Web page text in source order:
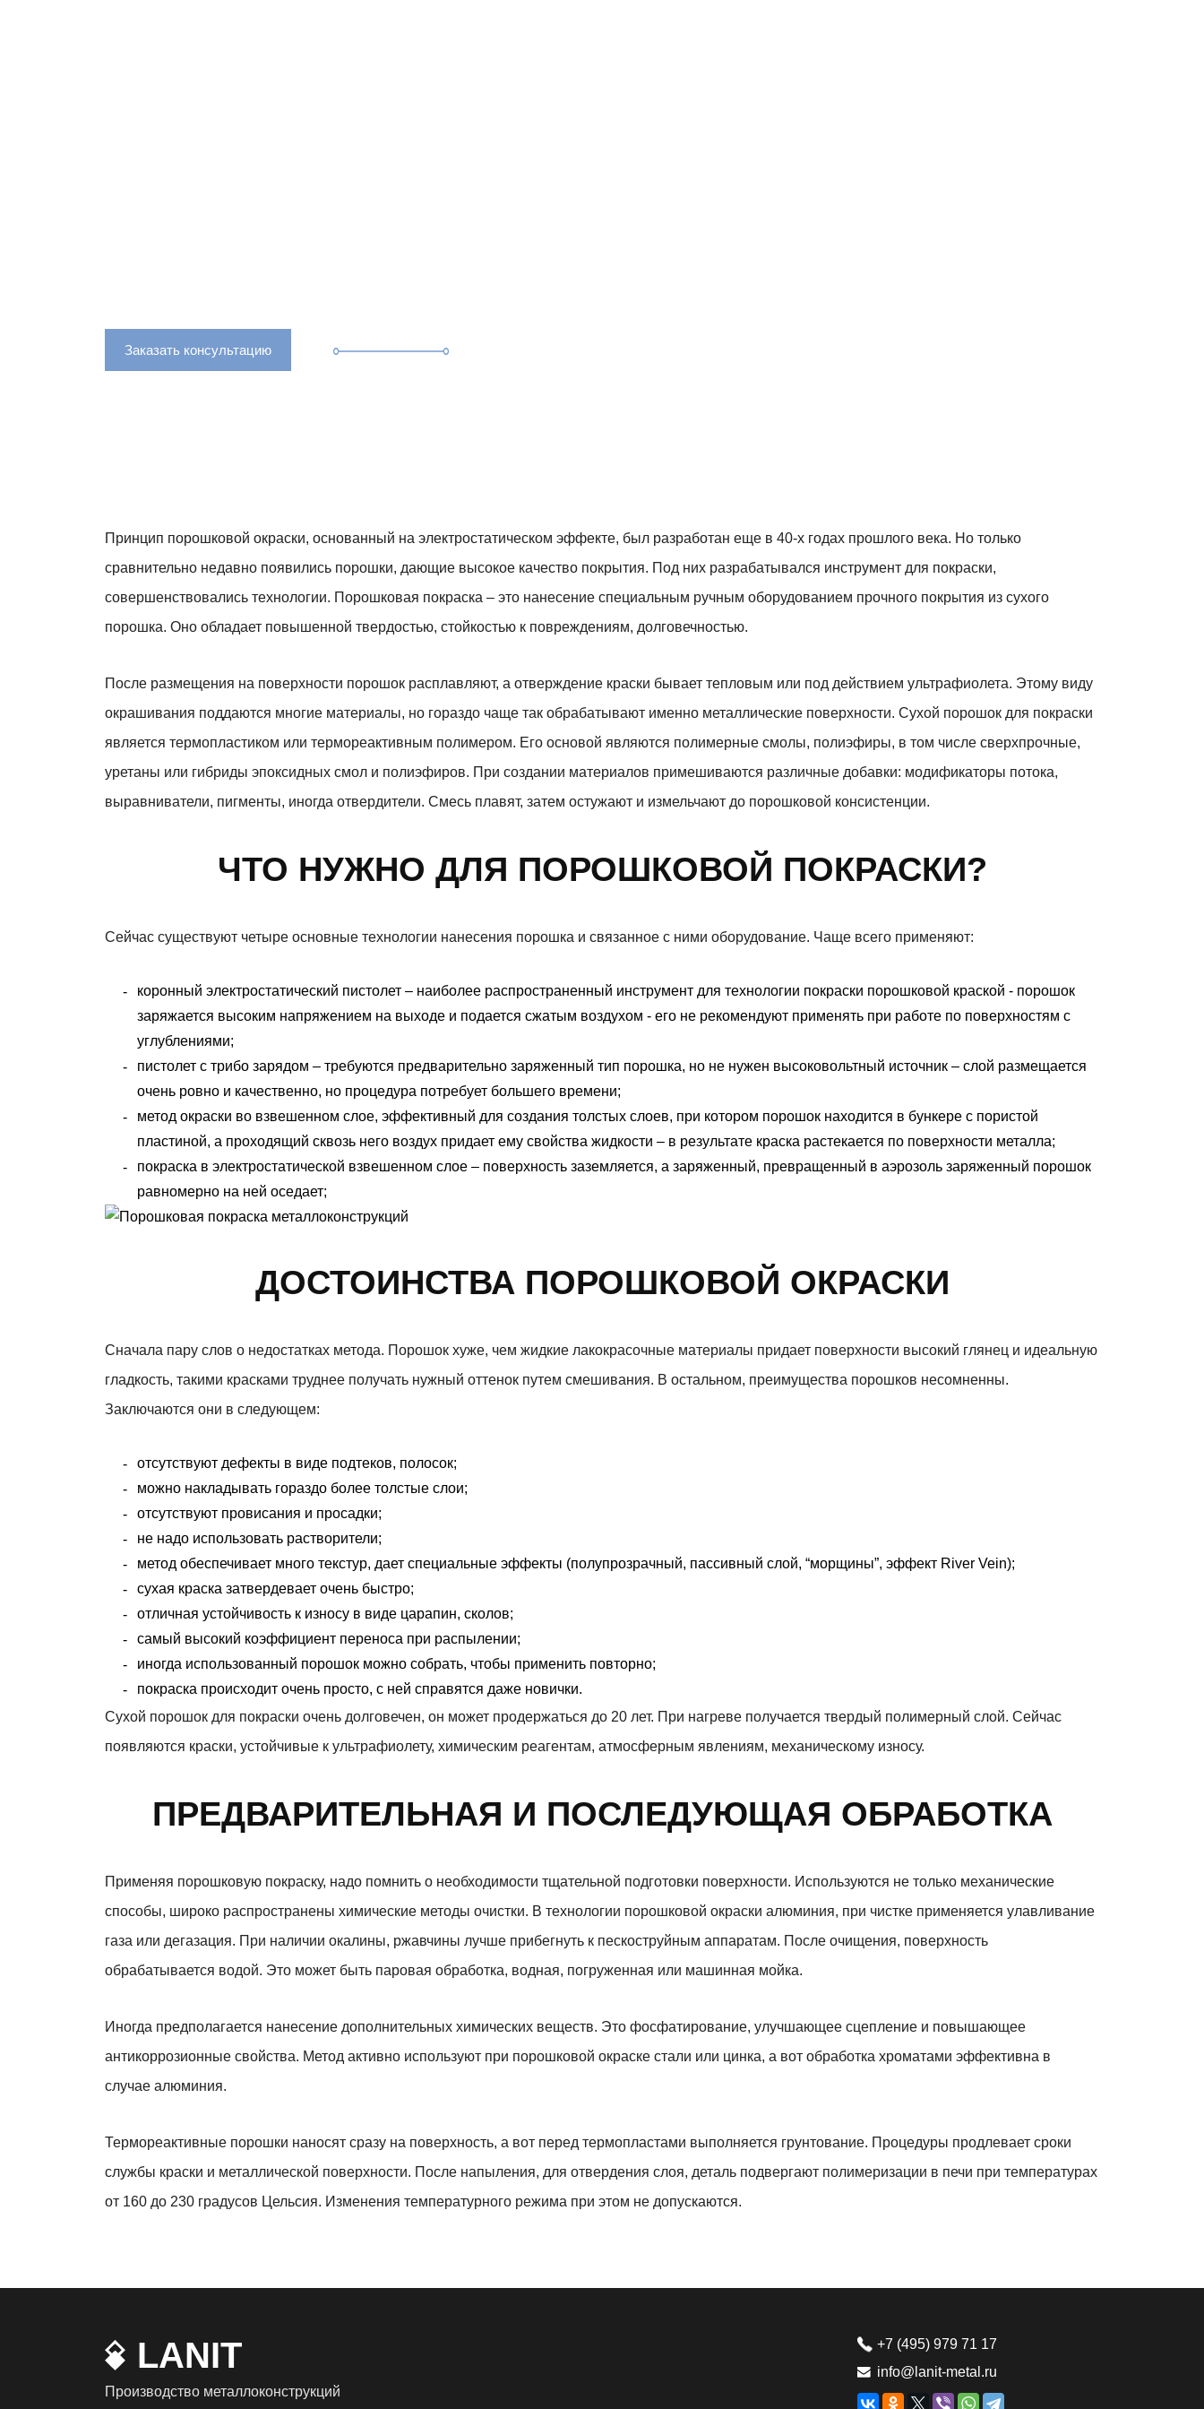
Заказать консультацию
Принцип порошковой окраски, основанный на электростатическом эффекте, был разработан еще в 40-х годах прошлого века. Но только
сравнительно недавно появились порошки, дающие высокое качество покрытия. Под них разрабатывался инструмент для покраски,
совершенствовались технологии. Порошковая покраска – это нанесение специальным ручным оборудованием прочного покрытия из сухого
порошка. Оно обладает повышенной твердостью, стойкостью к повреждениям, долговечностью.
После размещения на поверхности порошок расплавляют, а отверждение краски бывает тепловым или под действием ультрафиолета. Этому виду
окрашивания поддаются многие материалы, но гораздо чаще так обрабатывают именно металлические поверхности. Сухой порошок для покраски
является термопластиком или термореактивным полимером. Его основой являются полимерные смолы, полиэфиры, в том числе сверхпрочные,
уретаны или гибриды эпоксидных смол и полиэфиров. При создании материалов примешиваются различные добавки: модификаторы потока,
выравниватели, пигменты, иногда отвердители. Смесь плавят, затем остужают и измельчают до порошковой консистенции.
ЧТО НУЖНО ДЛЯ ПОРОШКОВОЙ ПОКРАСКИ?
Сейчас существуют четыре основные технологии нанесения порошка и связанное с ними оборудование. Чаще всего применяют:
коронный электростатический пистолет – наиболее распространенный инструмент для технологии покраски порошковой краской - порошок
заряжается высоким напряжением на выходе и подается сжатым воздухом - его не рекомендуют применять при работе по поверхностям с
углублениями;
пистолет с трибо зарядом – требуются предварительно заряженный тип порошка, но не нужен высоковольтный источник – слой размещается
очень ровно и качественно, но процедура потребует большего времени;
метод окраски во взвешенном слое, эффективный для создания толстых слоев, при котором порошок находится в бункере с пористой
пластиной, а проходящий сквозь него воздух придает ему свойства жидкости – в результате краска растекается по поверхности металла;
покраска в электростатической взвешенном слое – поверхность заземляется, а заряженный, превращенный в аэрозоль заряженный порошок
равномерно на ней оседает;
ДОСТОИНСТВА ПОРОШКОВОЙ ОКРАСКИ
Сначала пару слов о недостатках метода. Порошок хуже, чем жидкие лакокрасочные материалы придает поверхности высокий глянец и идеальную
гладкость, такими красками труднее получать нужный оттенок путем смешивания. В остальном, преимущества порошков несомненны.
Заключаются они в следующем:
отсутствуют дефекты в виде подтеков, полосок;
можно накладывать гораздо более толстые слои;
отсутствуют провисания и просадки;
не надо использовать растворители;
метод обеспечивает много текстур, дает специальные эффекты (полупрозрачный, пассивный слой, “морщины”, эффект River Vein);
сухая краска затвердевает очень быстро;
отличная устойчивость к износу в виде царапин, сколов;
самый высокий коэффициент переноса при распылении;
иногда использованный порошок можно собрать, чтобы применить повторно;
покраска происходит очень просто, с ней справятся даже новички.
Сухой порошок для покраски очень долговечен, он может продержаться до 20 лет. При нагреве получается твердый полимерный слой. Сейчас
появляются краски, устойчивые к ультрафиолету, химическим реагентам, атмосферным явлениям, механическому износу.
ПРЕДВАРИТЕЛЬНАЯ И ПОСЛЕДУЮЩАЯ ОБРАБОТКА
Применяя порошковую покраску, надо помнить о необходимости тщательной подготовки поверхности. Используются не только механические
способы, широко распространены химические методы очистки. В технологии порошковой окраски алюминия, при чистке применяется улавливание
газа или дегазация. При наличии окалины, ржавчины лучше прибегнуть к пескоструйным аппаратам. После очищения, поверхность
обрабатывается водой. Это может быть паровая обработка, водная, погруженная или машинная мойка.
Иногда предполагается нанесение дополнительных химических веществ. Это фосфатирование, улучшающее сцепление и повышающее
антикоррозионные свойства. Метод активно используют при порошковой окраске стали или цинка, а вот обработка хроматами эффективна в
случае алюминия.
Термореактивные порошки наносят сразу на поверхность, а вот перед термопластами выполняется грунтование. Процедуры продлевает сроки
службы краски и металлической поверхности. После напыления, для отвердения слоя, деталь подвергают полимеризации в печи при температурах
от 160 до 230 градусов Цельсия. Изменения температурного режима при этом не допускаются.
LANIT
Производство металлоконструкций
+7 (495) 979 71 17
info@lanit-metal.ru